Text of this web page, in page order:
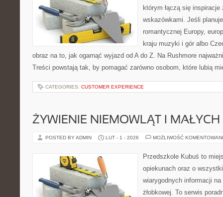
którym łączą się
wskazówkami. Jeśli
romantycznej Europy,
kraju muzyki i gór albo
obraz na to, jak ogarnąć wyjazd od A do Z. Na Rushmore
Treści powstają tak, by pomagać zarówno osobom, które lubią
CATEGORIES: CUSTOMER EXPERIENCE
ŻYWIENIE NIEMOWLĄT I MAŁYCH
POSTED BY ADMIN LUT - 1 - 2026 MOŻLIWOŚĆ
Przedszkole Kubuś to
opiekunach oraz o
wiarygodnych informacji
żłobkowej. To serwis